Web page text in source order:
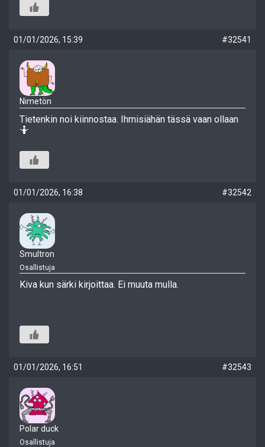
01/01/2026, 15:39 #32541
Nimetön
Tietenkin noi kiinnostaa. Ihmisiähän tässä vaan ollaan
🤷
01/01/2026, 16:38 #32542
Smultron
Osallistuja
Kiva kun särki kirjoittaa. Ei muuta mulla.
01/01/2026, 16:51 #32543
Polar duck
Osallistuja